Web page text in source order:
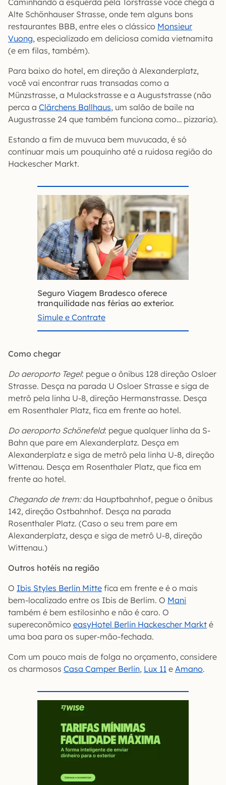
Alte Schönhauser Strasse, onde tem alguns bons
restaurantes BBB, entre eles o clássico Monsieur
Vuong, especializado em deliciosa comida vietnamita
(e em filas, também).
Para baixo do hotel, em direção à Alexanderplatz,
você vai encontrar ruas transadas como a
Münzstrasse, a Mulackstrasse e a Auguststrasse (não
perca a Clärchens Ballhaus, um salão de baile na
Augustrasse 24 que também funciona como… pizzaria).
Estando a fim de muvuca bem muvucada, é só
continuar mais um pouquinho até a ruidosa região do
Hackescher Markt.
Seguro Viagem Bradesco oferece
tranquilidade nas férias ao exterior.
Simule e Contrate
Como chegar
Do aeroporto Tegel: pegue o ônibus 128 direção Osloer
Strasse. Desça na parada U Osloer Strasse e siga de
metrô pela linha U-8, direção Hermanstrasse. Desça
em Rosenthaler Platz, fica em frente ao hotel.
Do aeroporto Schönefeld: pegue qualquer linha da S-
Bahn que pare em Alexanderplatz. Desça em
Alexanderplatz e siga de metrô pela linha U-8, direção
Wittenau. Desça em Rosenthaler Platz, que fica em
frente ao hotel.
Chegando de trem:da Hauptbahnhof, pegue o ônibus
142, direção Ostbahnhof. Desça na parada
Rosenthaler Platz. (Caso o seu trem pare em
Alexanderplatz, desça e siga de metrô U-8, direção
Wittenau.)
Outros hotéis na região
O Ibis Styles Berlin Mitte fica em frente e é o mais
bem-localizado entre os Ibis de Berlim. O Mani
também é bem estilosinho e não é caro. O
supereconõmico easyHotel Berlin Hackescher Markt é
uma boa para os super-mão-fechada.
Com um pouco mais de folga no orçamento, considere
os charmosos Casa Camper Berlin, Lux 11 e Amano.